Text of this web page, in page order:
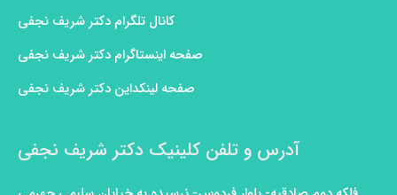
کانال تلگرام دکتر شریف نجفی
صفحه اینستاگرام دکتر شریف نجفی
صفحه لینکداین دکتر شریف نجفی
آدرس و تلفن کلینیک دکتر شریف نجفی